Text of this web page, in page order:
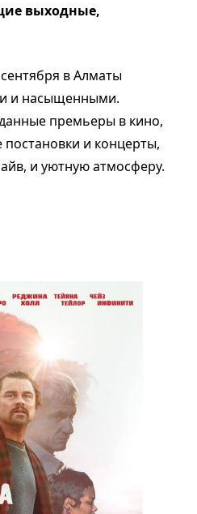
выходные,
в Алматы
и насыщенными.
премьеры в кино,
и концерты,
и уютную атмосферу.